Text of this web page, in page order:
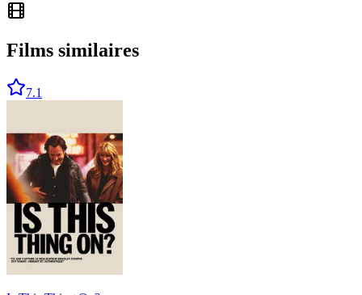
Films similaires
7.1